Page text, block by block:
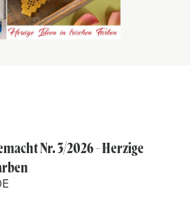
Nr. 3/2026 - Herzige